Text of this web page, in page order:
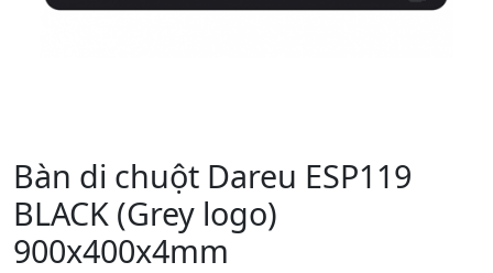
Bàn di chuột Dareu ESP119
BLACK (Grey logo)
900x400x4mm